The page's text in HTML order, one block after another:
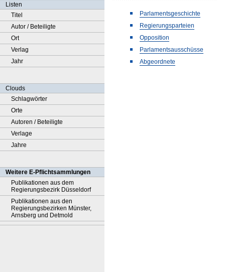
Listen
Titel
Autor / Beteiligte
Ort
Verlag
Jahr
Clouds
Schlagwörter
Orte
Autoren / Beteiligte
Verlage
Jahre
Weitere E-Pflichtsammlungen
Publikationen aus dem
Regierungsbezirk Düsseldorf
Publikationen aus den
Regierungsbezirken Münster,
Arnsberg und Detmold
Parlamentsgeschichte
Regierungsparteien
Opposition
Parlamentsausschüsse
Abgeordnete